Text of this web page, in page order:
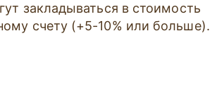
закладываться в стоимость
счету (+5-10% или больше).